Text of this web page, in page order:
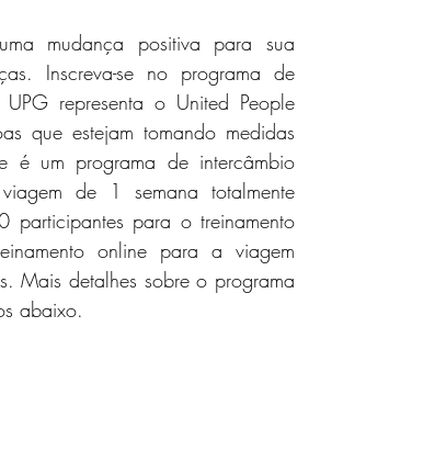
mudança positiva para sua
Inscreva-se no programa de
representa o United People
que estejam tomando medidas
é um programa de intercâmbio
de 1 semana totalmente
participantes para o treinamento
online para a viagem
Mais detalhes sobre o programa
abaixo.